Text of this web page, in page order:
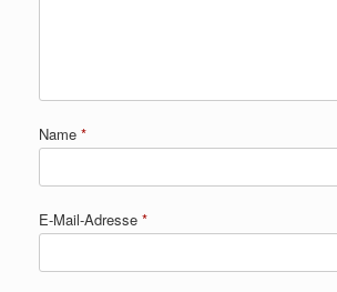
Name *
E-Mail-Adresse *